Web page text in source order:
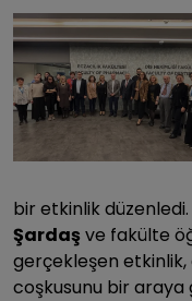
bir etkinlik
Şardaşve fakülte
gerçekleşen etkinlik,
coşkusunu bir araya